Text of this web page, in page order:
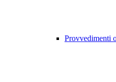
Provvedimenti